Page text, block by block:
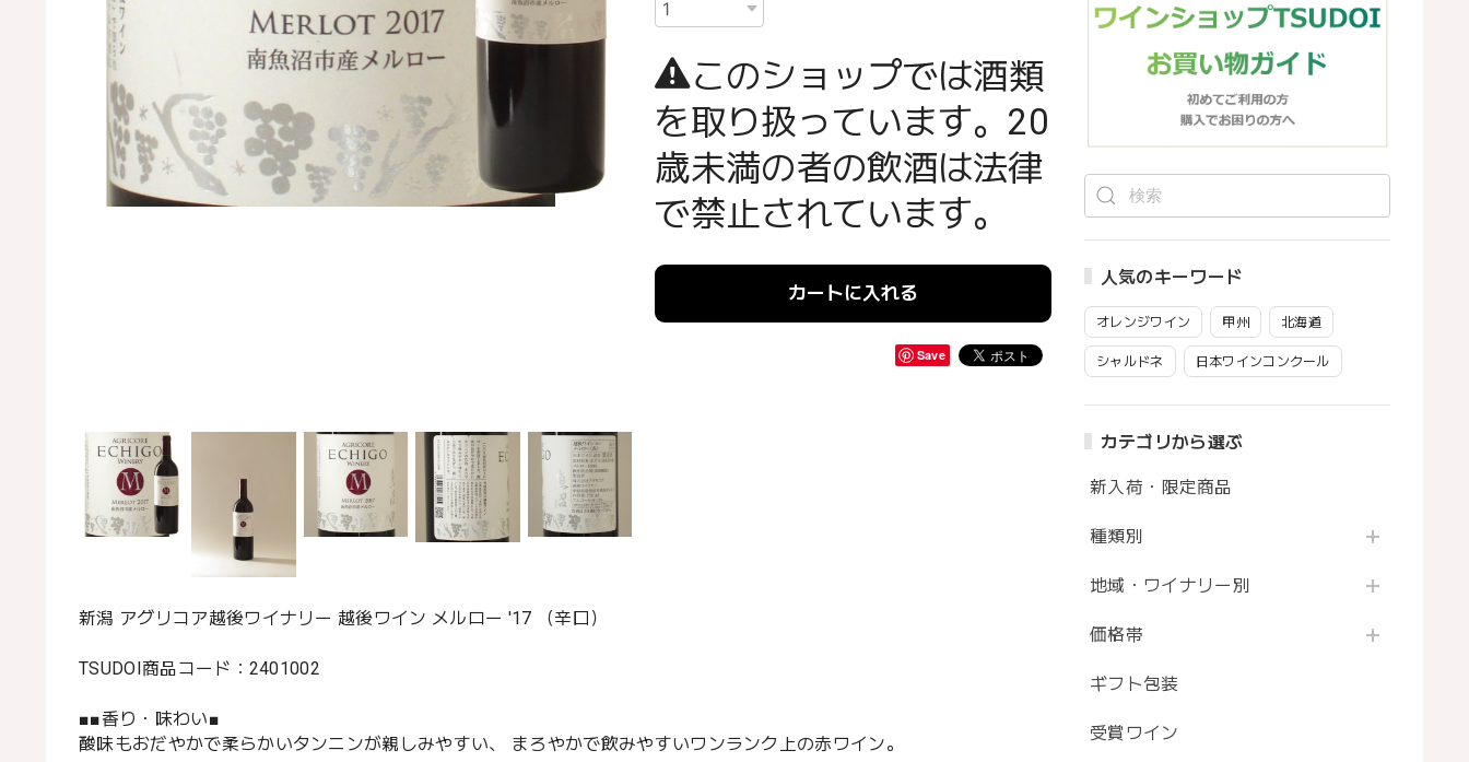
人気のキーワード
オレンジワイン 甲州 北海道
シャルドネ 日本ワインコンクール
カテゴリから選ぶ
新入荷・限定商品
種類別
地域・ワイナリー別
価格帯
ギフト包装
受賞ワイン
このショップでは酒類
を取り扱っています。20
歳未満の者の飲酒は法律
で禁止されています。
カートに入れる
Save
新潟 アグリコア越後ワイナリー 越後ワイン メルロー '17 （辛口）
TSUDOI商品コード：2401002
■■香り・味わい■
酸味もおだやかで柔らかいタンニンが親しみやすい、 まろやかで飲みやすいワンランク上の赤ワイン。